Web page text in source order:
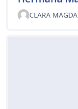
CLARA